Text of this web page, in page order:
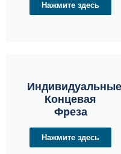
Нажмите здесь
Индивидуальные
Концевая
Фреза
Нажмите здесь